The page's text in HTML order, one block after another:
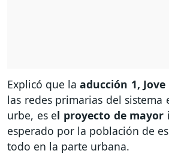
Explicó que laaducción 1,
las redes primarias del sistema
urbe, es el proyecto de mayor
esperado por la población de
todo en la parte urbana.